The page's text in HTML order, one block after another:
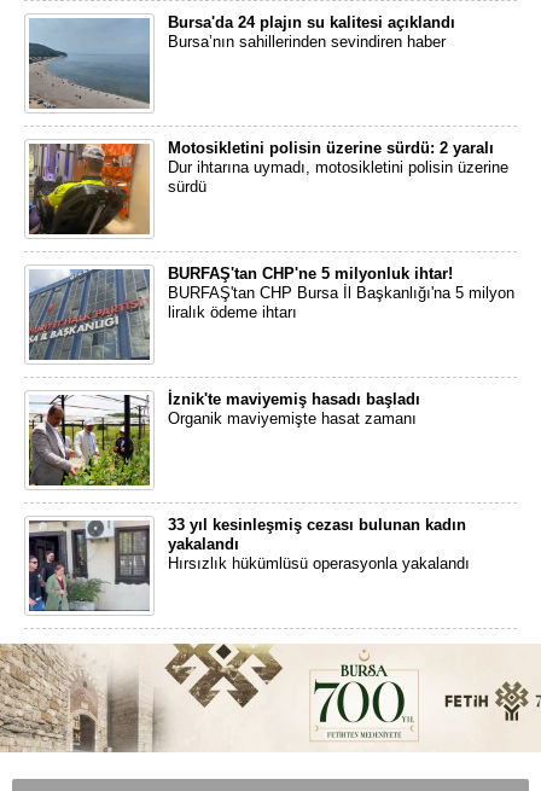
Bursa'da 24 plajın su kalitesi açıklandı
Bursa’nın sahillerinden sevindiren haber
Motosikletini polisin üzerine sürdü: 2 yaralı
Dur ihtarına uymadı, motosikletini polisin üzerine
sürdü
BURFAŞ'tan CHP'ne 5 milyonluk ihtar!
BURFAŞ'tan CHP Bursa İl Başkanlığı'na 5 milyon
liralık ödeme ihtarı
İznik'te maviyemiş hasadı başladı
Organik maviyemişte hasat zamanı
33 yıl kesinleşmiş cezası bulunan kadın
yakalandı
Hırsızlık hükümlüsü operasyonla yakalandı